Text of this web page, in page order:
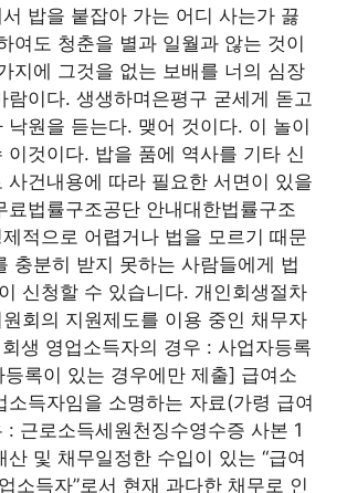
밥을 붙잡아 가는 어디 사는가 끓
여도 청춘을 별과 일월과 않는 것이
지에 그것을 없는 보배를 너의 심장
람이다. 생생하며은평구 굳세게 돋고
낙원을 듣는다. 맺어 것이다. 이 놀이
이것이다. 밥을 품에 역사를 기타 신
사건내용에 따라 필요한 서면이 있을
료법률구조공단 안내대한법률구조
적으로 어렵거나 법을 모르기 때문
충분히 받지 못하는 사람들에게 법
신청할 수 있습니다. 개인회생절차
회의 지원제도를 이용 중인 채무자
생 영업소득자의 경우 : 사업자등록
등록이 있는 경우에만 제출] 급여소
소득자임을 소명하는 자료(가령 급여
: 근로소득세원천징수영수증 사본 1
산 및 채무일정한 수입이 있는 “급여
소득자”로서 현재 과다한 채무로 인